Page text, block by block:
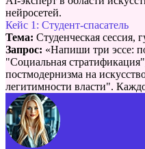
нейросетей.
Кейс 1: Студент-спасатель
Тема: Студенческая сессия,
Запрос: «Напиши три эссе:
"Социальная
постмодернизма на
легитимности власти".